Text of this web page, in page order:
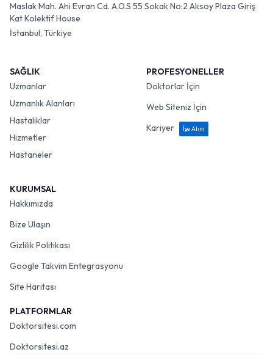
Maslak Mah. Ahi Evran Cd. A.O.S 55 Sokak No:2 Aksoy Plaza Giriş
Kat Kolektif House
İstanbul, Türkiye
SAĞLIK
Uzmanlar
Uzmanlık Alanları
Hastalıklar
Hizmetler
Hastaneler
PROFESYONELLER
Doktorlar İçin
Web Siteniz İçin
Kariyer
İşe Alım
KURUMSAL
Hakkımızda
Bize Ulaşın
Gizlilik Politikası
Google Takvim Entegrasyonu
Site Haritası
PLATFORMLAR
Doktorsitesi.com
Doktorsitesi.az